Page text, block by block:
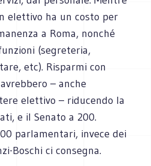
elettivo ha un costo per
a Roma, nonché
(segreteria,
etc). Risparmi con
– anche
elettivo – riducendo la
e il Senato a 200.
parlamentari, invece dei
Boschi ci consegna.